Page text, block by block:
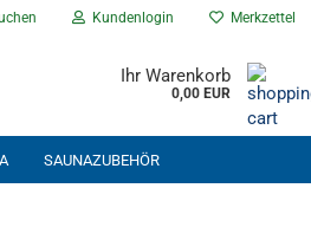
Kundenlogin Merkzettel
Ihr Warenkorb
0,00 EUR
SAUNAZUBEHÖR